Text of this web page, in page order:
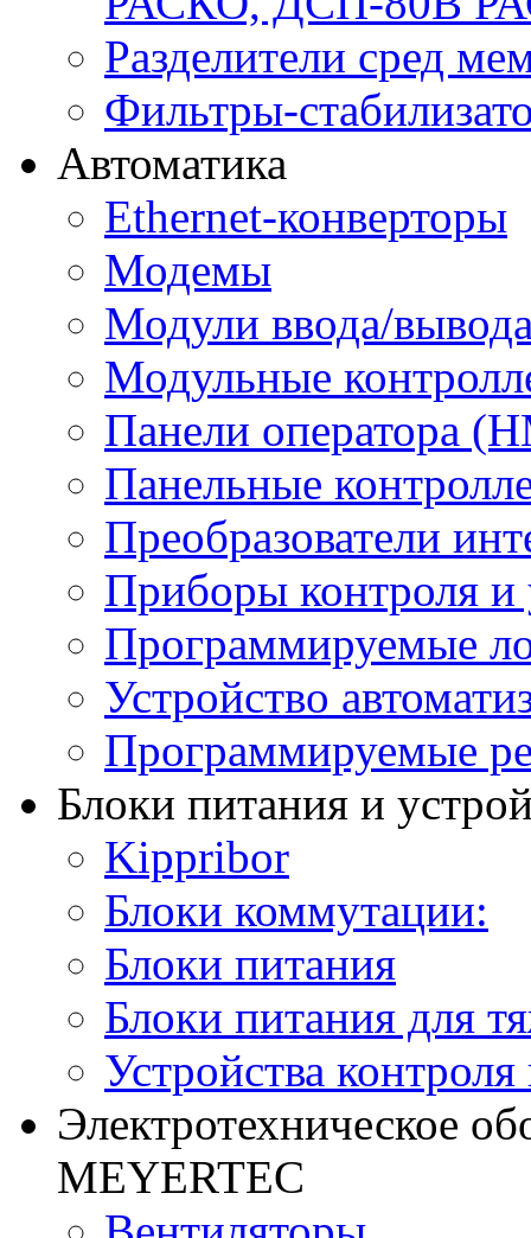
Разделители сред
Фильтры-
Автоматика
Ethernet-конверторы
Модемы
Модули ввода/
Модульные
Панели оператора
Панельные
Преобразователи
Приборы контроля и
Программируемые
Устройство
Программируемые
Блоки питания и
Kippribor
Блоки коммутации:
Блоки питания
Блоки питания для
Устройства
Электротехническое
MEYERTEC